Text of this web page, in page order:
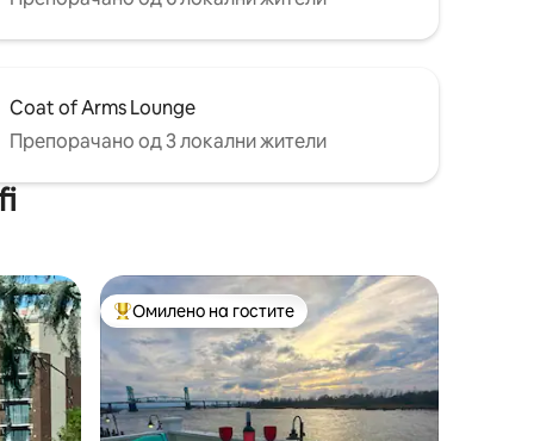
Coat of Arms Lounge
Препорачано од 3 локални жители
гостите“ Меѓу најуспешните „Омилени на гостите“
Омилено на гостите